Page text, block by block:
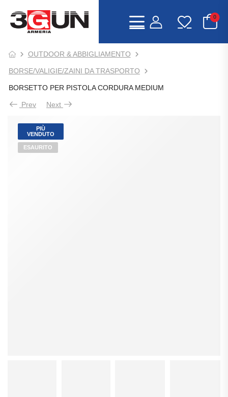
0
OUTDOOR & ABBIGLIAMENTO
BORSE/VALIGIE/ZAINI DA TRASPORTO
BORSETTO PER PISTOLA CORDURA MEDIUM
Prev Next
PIÙ
VENDUTO
ESAURITO